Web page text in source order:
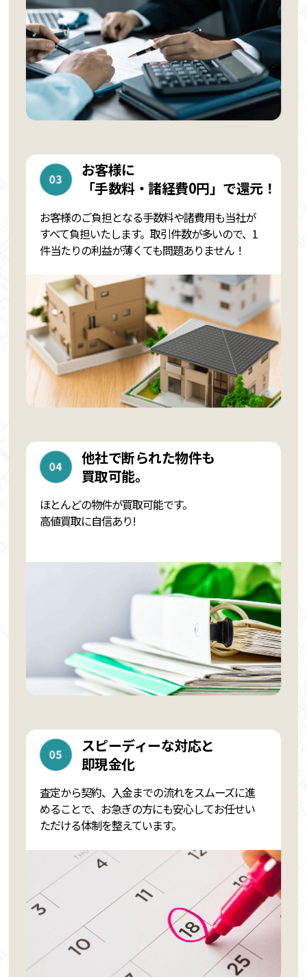
お客様に
「手数料・諸経費0円」で還元！
お客様のご負担となる手数料や諸費用も当社が
すべて負担いたします。取引件数が多いので、1
件当たりの利益が薄くても問題ありません！
他社で断られた物件も
買取可能。
ほとんどの物件が買取可能です。
高値買取に自信あり!
スピーディーな対応と
即現金化
査定から契約、入金までの流れをスムーズに進
めることで、お急ぎの方にも安心してお任せい
ただける体制を整えています。